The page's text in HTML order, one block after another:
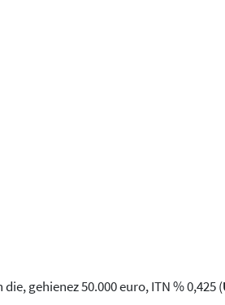
gehienez 50.000 euro, ITN % 0,425 (